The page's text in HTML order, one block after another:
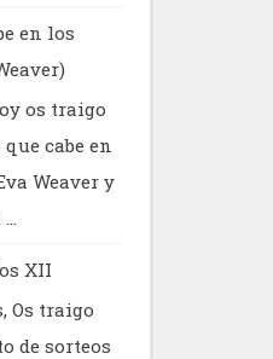
en los
os traigo
cabe en
Weaver y
XII
Os traigo
de sorteos